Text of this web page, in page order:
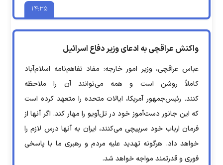
۱۴:۳۵
واکنش عراقچی به ادعای وزیر دفاع اسرائیل
عباس عراقچی، وزیر امور خارجه: مفاد تفاهم‌نامه اسلام‌آباد
کاملاً روشن است و همه می‌توانند آن را ملاحظه
کنند. رئیس‌جمهور آمریکا، ایالات متحده را متعهد کرده است
که این جانور دست‌آموز خود در تل‌آویو را مهار کند. اگر آنها از
فرمان ارباب خود سرپیچی می‌کنند، ایران به آنها درس لازم را
خواهد داد. هرگونه تهدید علیه مردم و رهبری ما با پاسخی
فوری و قدرتمند مواجه خواهد شد.